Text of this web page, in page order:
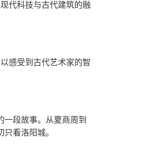
代科技与古代建筑的融
感受到古代艺术家的智
一段故事。从夏商周到
看洛阳城。